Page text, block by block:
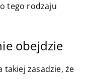
tego rodzaju
obejdzie
takiej zasadzie, że